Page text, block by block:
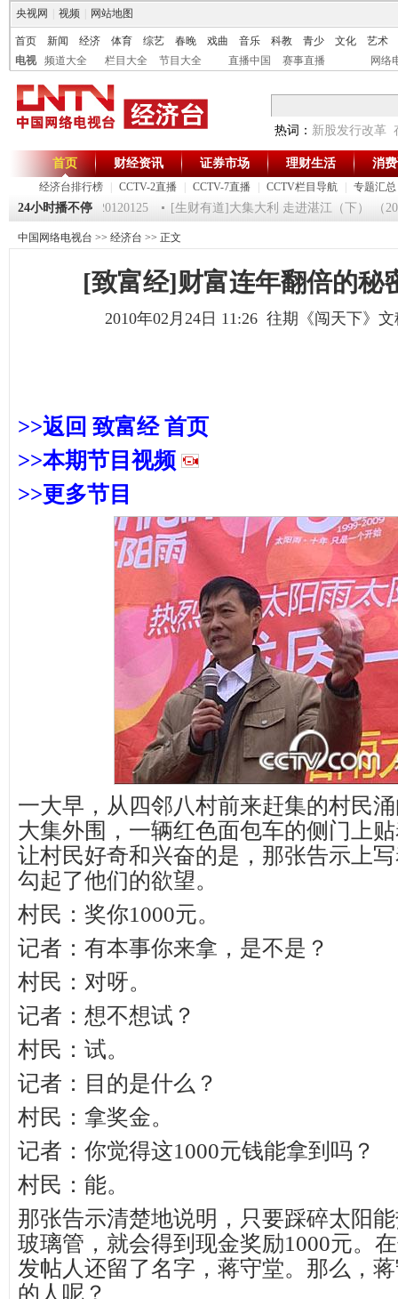
央视网 视频 网站地图
首页 新闻 经济 体育 综艺 春晚 戏曲 音乐 科教 青少 文化
艺术
电视
频道大全 栏目大全 节目大全 直播中国 赛事直播 网络
热词： 新股发行改革
首页
经济台排行榜 CCTV-2直播 CCTV-7直播 CCTV栏目导航 专题汇总
财经资讯 证券市场 理财生活 消
24小时播不停
《第一时间》 20120125 [生财有道]大集大利 走进湛江（下） （
中国网络电视台 >> 经济台 >> 正文
[致富经]财富连年翻倍的秘
2010年02月24日 11:26 往期《闯天下》
>>返回 致富经 首页
>>本期节目 视频
>>更多节目
一大早，从四邻八村前来赶集的村民
大集外围，一辆红色面包车的侧门上
让村民好奇和兴奋的是，那张告示上
勾起了他们的欲望。
村民：奖你1000元。
记者：有本事你来拿，是不是？
村民：对呀。
记者：想不想试？
村民：试。
记者：目的是什么？
村民：拿奖金。
记者：你觉得这1000元钱能拿到吗？
村民：能。
那张告示清楚地说明，只要踩碎太阳
玻璃管，就会得到现金奖励1000元。
发帖人还留了名字，蒋守堂。那么，
的人呢？